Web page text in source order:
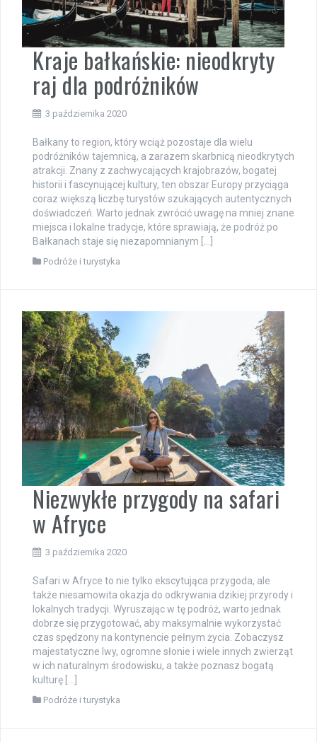
Kraje bałkańskie: nieodkryty
raj dla podróżników
3 października 2020
Bałkany to region, który wciąż pozostaje dla wielu
podróżników tajemnicą, a zarazem skarbnicą nieodkrytych
atrakcji. Znany z zachwycających krajobrazów, bogatej
historii i fascynującej kultury, ten obszar Europy przyciąga
coraz większą liczbę turystów szukających autentycznych
doświadczeń. Warto jednak zwrócić uwagę na mniej znane
miejsca i lokalne tradycje, które sprawiają, że podróż po
Bałkanach staje się niezapomnianym […]
Podróże i turystyka
Niezwykłe przygody na safari
w Afryce
3 października 2020
Safari w Afryce to nie tylko ekscytująca przygoda, ale
także niesamowita okazja do odkrywania dzikiej przyrody i
lokalnych tradycji. Wyruszając w tę podróż, warto jednak
dobrze się przygotować, aby maksymalnie wykorzystać
czas spędzony na kontynencie pełnym życia. Zobaczysz
majestatyczne lwy, ogromne słonie i wiele innych zwierząt
w ich naturalnym środowisku, a także poznasz bogatą
kulturę […]
Podróże i turystyka